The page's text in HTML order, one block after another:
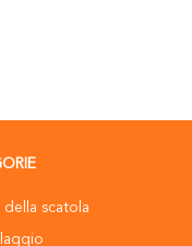
della scatola